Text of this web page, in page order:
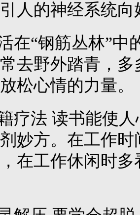
人的神经系统
“钢筋丛林”中
去野外踏青，
松心情的力量。
法 读书能使人
妙方。在工作
在工作休闲时